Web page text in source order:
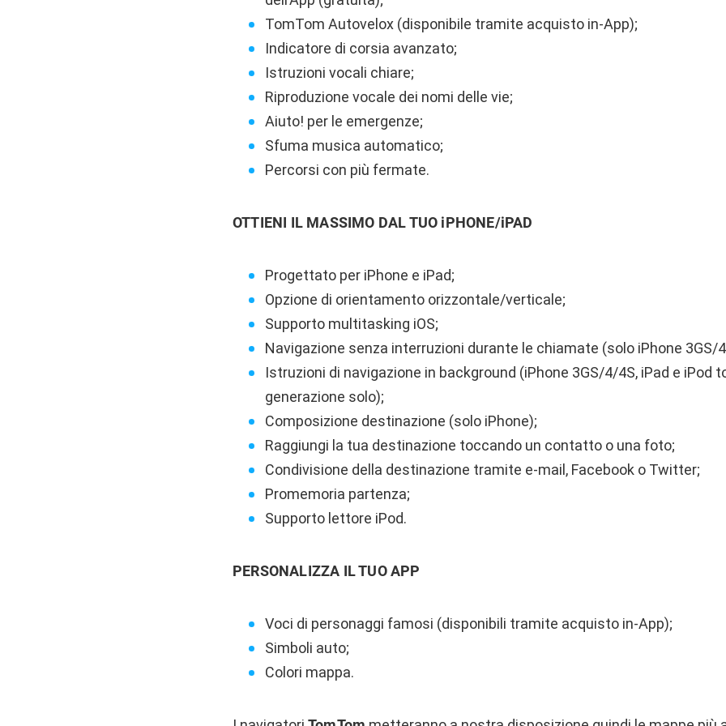
TomTom Autovelox (disponibile tramite acquisto in-App);
Indicatore di corsia avanzato;
Istruzioni vocali chiare;
Riproduzione vocale dei nomi delle vie;
Aiuto! per le emergenze;
Sfuma musica automatico;
Percorsi con più fermate.
OTTIENI IL MASSIMO DAL TUO iPHONE/iPAD
Progettato per iPhone e iPad;
Opzione di orientamento orizzontale/verticale;
Supporto multitasking iOS;
Navigazione senza interruzioni durante le chiamate (solo iPhone 3GS/
Istruzioni di navigazione in background (iPhone 3GS/4/4S, iPad e iPod
generazione solo);
Composizione destinazione (solo iPhone);
Raggiungi la tua destinazione toccando un contatto o una foto;
Condivisione della destinazione tramite e-mail, Facebook o Twitter;
Promemoria partenza;
Supporto lettore iPod.
PERSONALIZZA IL TUO APP
Voci di personaggi famosi (disponibili tramite acquisto in-App);
Simboli auto;
Colori mappa.